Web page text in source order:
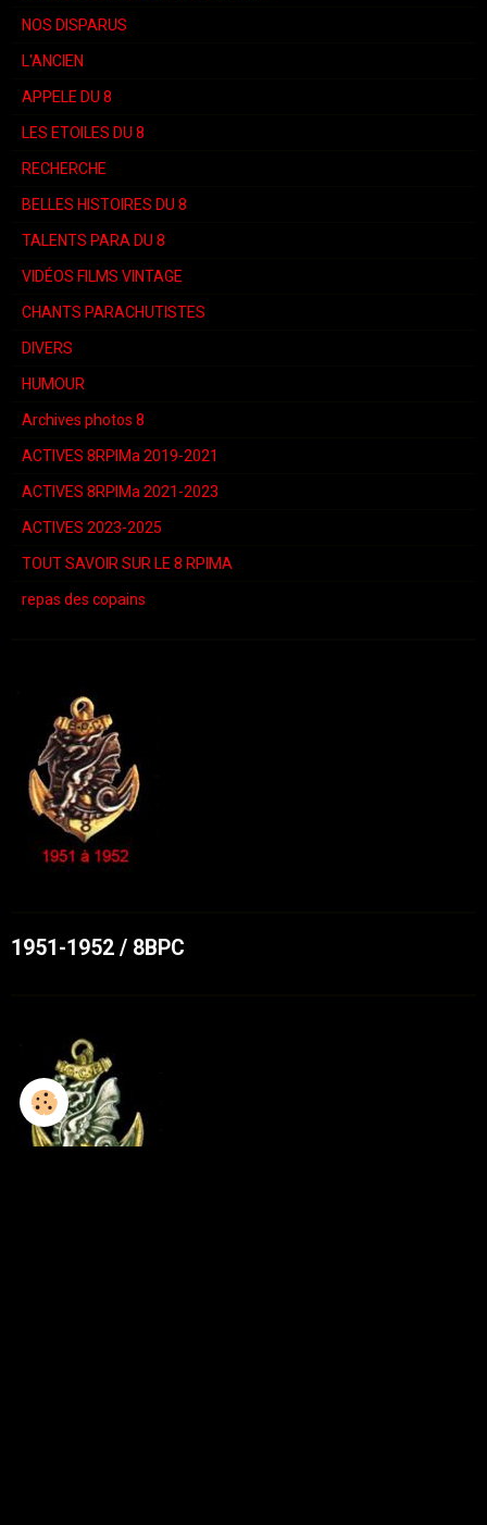
NOS DISPARUS
L'ANCIEN
APPELE DU 8
LES ETOILES DU 8
RECHERCHE
BELLES HISTOIRES DU 8
TALENTS PARA DU 8
VIDÉOS FILMS VINTAGE
CHANTS PARACHUTISTES
DIVERS
HUMOUR
Archives photos 8
ACTIVES 8RPIMa 2019-2021
ACTIVES 8RPIMa 2021-2023
ACTIVES 2023-2025
TOUT SAVOIR SUR LE 8 RPIMA
repas des copains
1951-1952 / 8BPC